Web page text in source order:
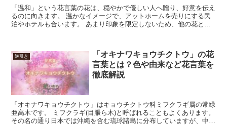
「温和」という花言葉の花は、穏やかで優しい人へ贈り、好意を伝え
るのに向きます。 温かなイメージで、アットホームを売りにする民
泊やホテルも合います。 あまり印象を限定しないため、他の花と合
逆引き
「オキナワキョウチクトウ」の花
言葉とは？色や由来など花言葉を
徹底解説
「オキナワキョウチクトウ」はキョウチクトウ科ミフクラギ属の常緑
亜高木です。 ミフクラギ(目脹ら木)と呼ばれることもよくあります。
その名の通り日本では沖縄を含む琉球諸島に分布していますが、中